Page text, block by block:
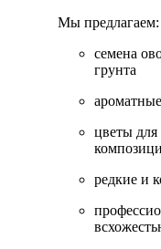
Мы предлагаем:
семена
грунта
цветы
редкие и